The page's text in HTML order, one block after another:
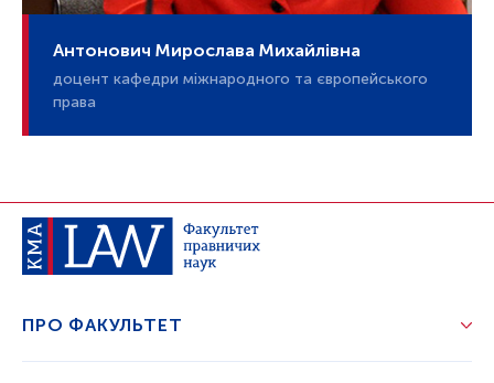
Антонович Мирослава Михайлівна
доцент кафедри міжнародного та європейського
права
ПРО ФАКУЛЬТЕТ